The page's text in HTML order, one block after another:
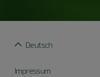
Impressum
Deutsch